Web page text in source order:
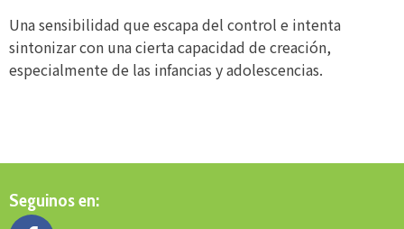
Una sensibilidad que escapa del control e intenta
sintonizar con una cierta capacidad de creación,
especialmente de las infancias y adolescencias.
Seguinos en: